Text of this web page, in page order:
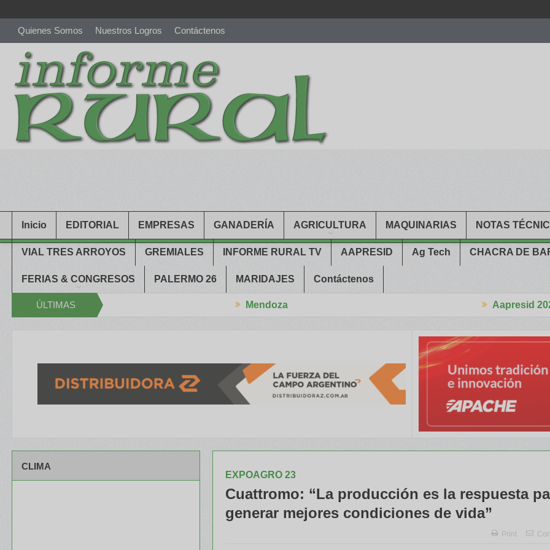
Quienes Somos Nuestros Logros Contáctenos
richardmillereplica is also available with delicate watches for women.patekphilippe.to
Inicio EDITORIAL EMPRESAS GANADERÍA AGRICULTURA MAQUINARIAS NOTAS
VIAL TRES ARROYOS GREMIALES INFORME RURAL TV AAPRESID Ag Tech CHACRA DE
FERIAS & CONGRESOS PALERMO 26 MARIDAJES Contáctenos
ÚLTIMAS Aapresid 2026
EXPOAGRO 23
Cuattromo: “La producción es la respuesta
generar mejores condiciones de vida”
Print
CLIMA